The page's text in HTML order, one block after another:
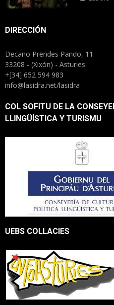
DIRECCIÓN
Decano Prendes Pando, 11
33208 - (Xixón) - Asturies
+[34] 652 594 983
info@lasidra.net/lasidra
COL SOFITU DE LA
LLINGÜÍSTICA Y TURISMU
UEBS COLLACIES